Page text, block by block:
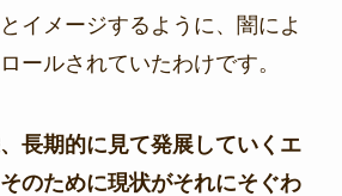
イメージするように、闇によ
ールされていたわけです。
長期的に見て発展していくエ
のために現状がそれにそぐわ